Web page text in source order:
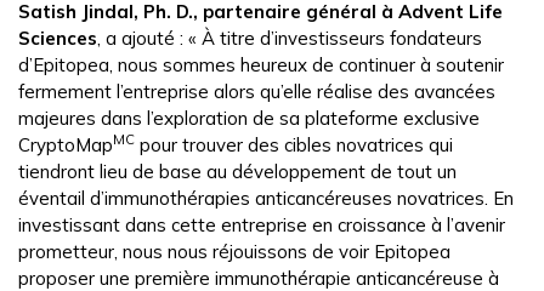
Satish Jindal, Ph. D., partenaire général à Advent Life
Sciences, a ajouté : « À titre d’investisseurs fondateurs
d’Epitopea, nous sommes heureux de continuer à soutenir
fermement l’entreprise alors qu’elle réalise des avancées
majeures dans l’exploration de sa plateforme exclusive
CryptoMapMC pour trouver des cibles novatrices qui
tiendront lieu de base au développement de tout un
éventail d’immunothérapies anticancéreuses novatrices. En
investissant dans cette entreprise en croissance à l’avenir
prometteur, nous nous réjouissons de voir Epitopea
proposer une première immunothérapie anticancéreuse à